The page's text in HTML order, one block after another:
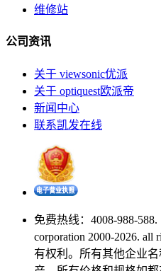
维修站
公司资讯
关于 viewsonic优派
关于 optiquest欧派帝
新闻中心
联系凯发在线
免费热线：4008-988-
corporation 2000-2026. all
有权利。所有其他企业